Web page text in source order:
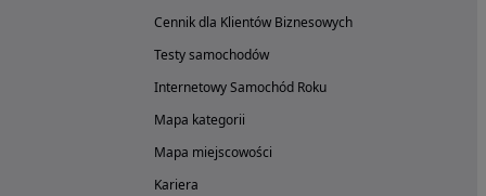
Cennik dla Klientów Biznesowych
Testy samochodów
Internetowy Samochód Roku
Mapa kategorii
Mapa miejscowości
Kariera